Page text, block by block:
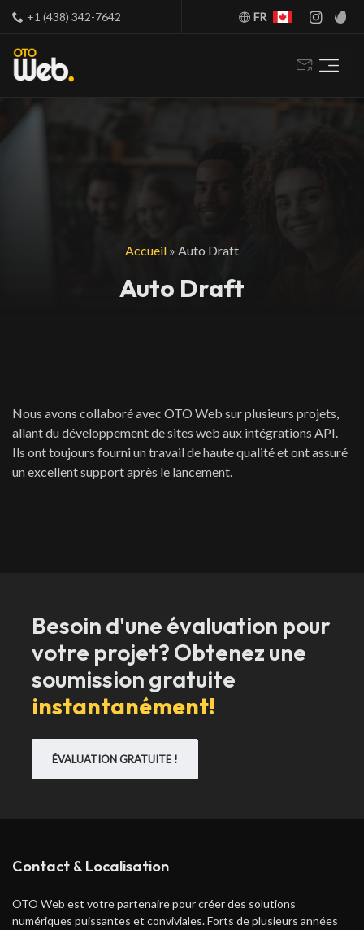
+1 (438) 342-7642 FR
Accueil » Auto Draft
Auto Draft
Nous avons collaboré avec OTO Web sur plusieurs projets,
allant du développement de sites web aux intégrations API.
Ils ont toujours fourni un travail de haute qualité et ont assuré
un excellent support après le lancement.
Besoin d'une évaluation pour
votre projet? Obtenez une
soumission gratuite
instantanément!
ÉVALUATION GRATUITE !
Contact & Localisation
OTO Web est votre partenaire pour créer des solutions
numériques puissantes et conviviales. Forts de plusieurs années